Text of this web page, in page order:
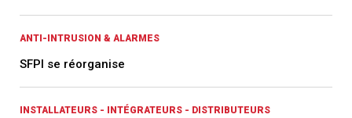
ANTI-INTRUSION & ALARMES
SFPI se réorganise
INSTALLATEURS - INTÉGRATEURS - DISTRIBUTEURS